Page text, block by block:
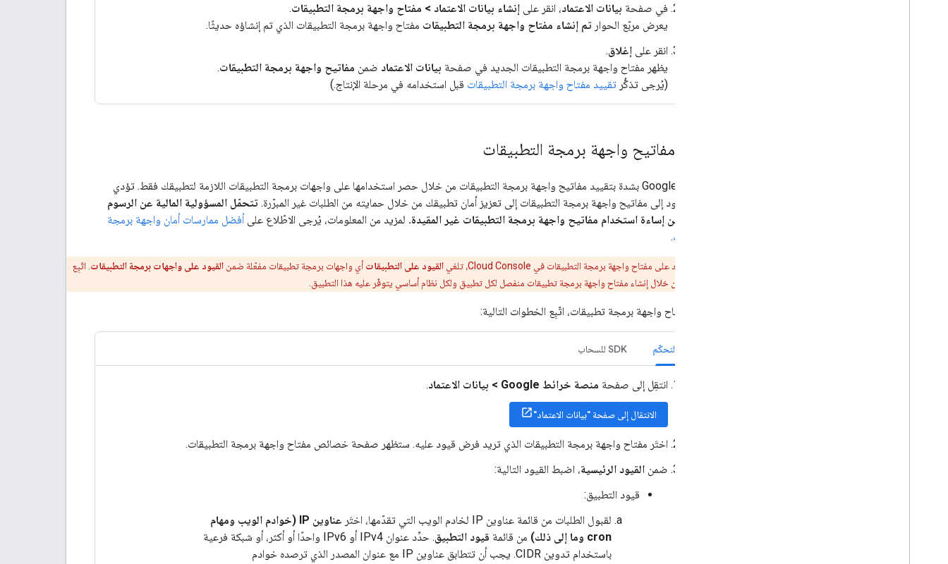
في صفحة بيانات الاعتماد، انقر على إنشاء بيانات الاعتماد > مفتاح واجهة برمجة التطبيقات.
يعرض مربّع الحوار تم إنشاء مفتاح واجهة برمجة التطبيقات مفتاح واجهة برمجة التطبيقات الذي تم إنشاؤه حديثًا.
انقر على إغلاق.
يظهر مفتاح واجهة برمجة التطبيقات الجديد في صفحة بيانات الاعتماد ضمن مفاتيح واجهة برمجة التطبيقات.
(يُرجى تذكُّر تقييد مفتاح واجهة برمجة التطبيقات قبل استخدامه في مرحلة الإنتاج.)
تقييد مفاتيح واجهة برمجة التطبيقات
تنصحك Google بشدة بتقييد مفاتيح واجهة برمجة التطبيقات من خلال حصر استخدامها على واجهات برمجة التطبيقات اللازمة لتطبيقك فقط. تؤدي
إضافة قيود إلى مفاتيح واجهة برمجة التطبيقات إلى تعزيز أمان تطبيقك من خلال حمايته من الطلبات غير المبرّرة. تتحمّل المسؤولية المالية عن الرسوم
الناتجة عن إساءة استخدام مفاتيح واجهة برمجة التطبيقات غير المقيدة. لمزيد من المعلومات، يُرجى الاطّلاع علىأفضل ممارسات أمان واجهة برمجة
التطبيقات.
عند فرض قيود على مفتاح واجهة برمجة التطبيقات في Cloud Console، تلغي القيود على التطبيقات أي واجهات برمجة تطبيقات مفعّلة ضمن القيود على واجهات برمجة التطبيقات . اتّبِع
أفضل الممارسات من خلال إنشاء مفتاح واجهة برمجة تطبيقات منفصل لكل تطبيق ولكل نظام أساسي يتوفّر عليه هذا التطبيق.
لحظر مفتاح واجهة برمجة تطبيقات، اتّبِع الخطوات التالية:
وحدة التحكّم SDK للسحاب
انتقِل إلى صفحة منصة خرائط Google > بيانات الاعتماد .
الانتقال إلى صفحة "بيانات الاعتماد"
اختَر مفتاح واجهة برمجة التطبيقات الذي تريد فرض قيود عليه. ستظهر صفحة خصائص مفتاح واجهة برمجة التطبيقات.
ضمن القيود الرئيسية، اضبط القيود التالية:
قيود التطبيق:
لقبول الطلبات من قائمة عناوين IP لخادم الويب التي تقدّمها، اختَر
عناوين IP (خوادم الويب ومهام
cron وما إلى ذلك)
من قائمة قيود التطبيق
. حدِّد عنوان IPv4 أو IPv6 واحدًا أو أكثر، أو شبكة فرعية
باستخدام تدوين CIDR. يجب أن تتطابق عناوين IP مع عنوان المصدر الذي ترصده خوادم